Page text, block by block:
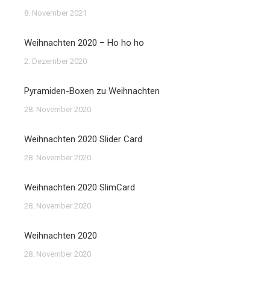
8. November 2021
Weihnachten 2020 – Ho ho ho
2. Dezember 2020
Pyramiden-Boxen zu Weihnachten
28. November 2020
Weihnachten 2020 Slider Card
28. November 2020
Weihnachten 2020 SlimCard
28. November 2020
Weihnachten 2020
28. November 2020